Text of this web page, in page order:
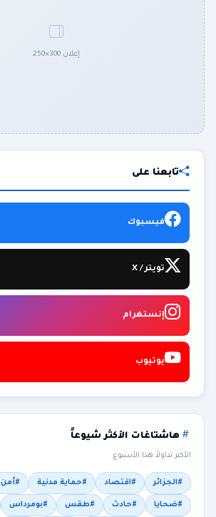
إعلان 300×250
تابعنا على
فيسبوك
تويتر / X
إنستغرام
يوتيوب
هاشتاغات الأكثر شيوعاً
الأكثر تداولاً هذا الأسبوع
#الجزائر #اقتصاد #حماية مدنية #أمن
#ضحايا #حادث #طقس #بومرداس